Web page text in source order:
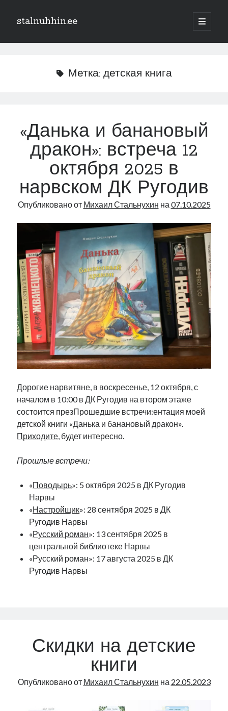
stalnuhhin.ee
отрыть
Боковая
В мире
Интеграция
Интервью
Нарва и северо-восток
Обзор прессы
Образование
Парламент и правительство
Экономика
Эстония и Россия
Юмор
Метки
radio narva takinada андрус ансип
ансиппиада безработица видео
евросоюз интервью история кабинетные истории
кая каллас книга нарва
нацменьшинства образование обучение эстонскому
памятники парад клоунов парламент
рийгикогу россия
т.х. ильвес танк фотоотчет экономика экономика эстонии
эстония эстонский язык
Михаил Стальнухин:
mstalnuhhin@gmail.com
Метка: детская книга
«Данька и банановый
дракон»: встреча 12
октября 2025 в
нарвском ДК Ругодив
Опубликовано от Михаил Стальнухин на 07.10.2025
Дорогие нарвитяне, в воскресенье, 12 октября, с
началом в 10:00 в ДК Ругодив на втором этаже
состоится презПрошедшие встречи:ентация моей
детской книги «Данька и банановый дракон».
Приходите, будет интересно.
Прошлые встречи:
«Поводырь»: 5 октября 2025 в ДК Ругодив
Нарвы
«Настройщик»: 28 сентября 2025 в ДК
Ругодив Нарвы
«Русский роман»: 13 сентября 2025 в
центральной библиотеке Нарвы
«Русский роман»: 17 августа 2025 в ДК
Ругодив Нарвы
Скидки на детские
книги
Опубликовано от Михаил Стальнухин на 22.05.2023